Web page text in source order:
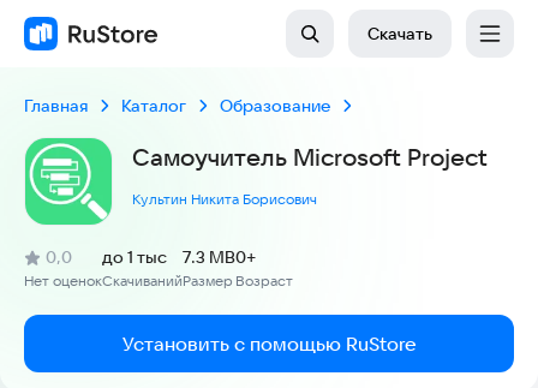
Скачать
Главная Каталог Образование
Самоучитель Microsoft Project
Культин Никита Борисович
Рейтинг:
0,0
(
Нет оценок
)
Скачиваний
до 1 тыс
Размер
7.3 MB
Возраст
0+
Установить с помощью RuStore